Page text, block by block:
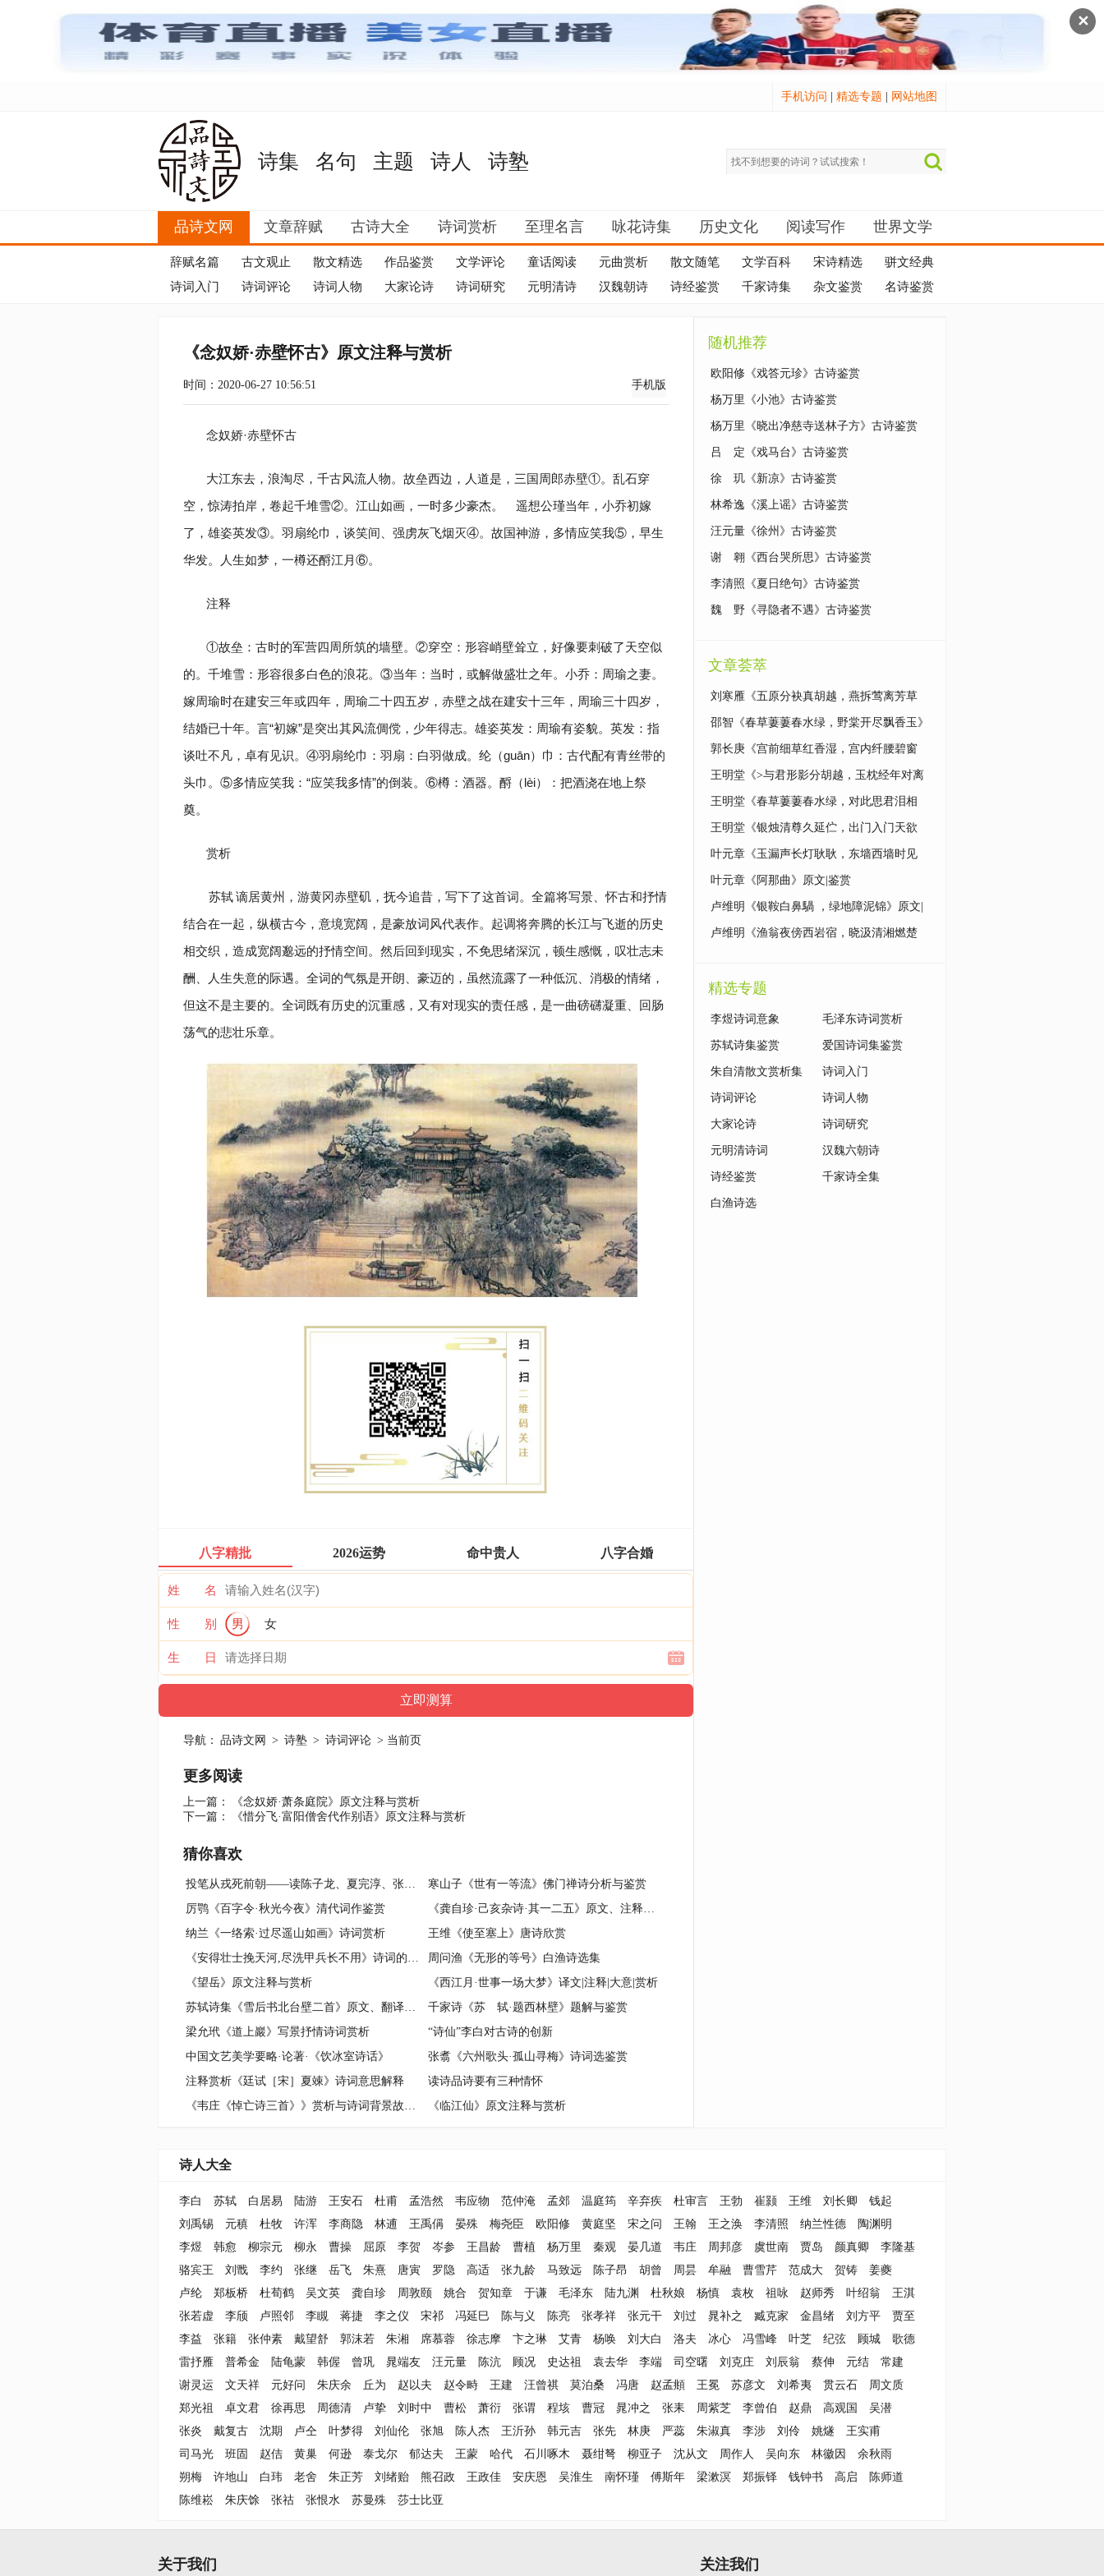
✕
手机访问 精选专题 网站地图
诗集 名句 主题 诗人 诗塾
品诗文网 文章辞赋 古诗大全 诗词赏析 至理名言 咏花诗集 历史文化 阅读写作 世界文学
辞赋名篇 古文观止 散文精选 作品鉴赏 文学评论 童话阅读 元曲赏析 散文随笔 文学百科 宋诗精选
骈文经典
诗词入门
诗词评论 诗词人物 大家论诗 诗词研究 元明清诗 汉魏朝诗 诗经鉴赏 千家诗集 杂文鉴赏 名诗鉴赏
《念奴娇·赤壁怀古》原文注释与赏析
时间：2020-06-27 10:56:51 手机版
念奴娇·赤壁怀古
大江东去，浪淘尽，千古风流人物。故垒西边，人道是，三国周郎赤壁①。乱石穿
空，惊涛拍岸，卷起千堆雪②。江山如画，一时多少豪杰。 遥想公瑾当年，小乔初嫁
了，雄姿英发③。羽扇纶巾，谈笑间、强虏灰飞烟灭④。故国神游，多情应笑我⑤，早生
华发。人生如梦，一樽还酹江月⑥。
注释
①故垒：古时的军营四周所筑的墙壁。②穿空：形容峭壁耸立，好像要刺破了天空似
的。千堆雪：形容很多白色的浪花。③当年：当时，或解做盛壮之年。小乔：周瑜之妻。
嫁周瑜时在建安三年或四年，周瑜二十四五岁，赤壁之战在建安十三年，周瑜三十四岁，
结婚已十年。言“初嫁”是突出其风流倜傥，少年得志。雄姿英发：周瑜有姿貌。英发：指
谈吐不凡，卓有见识。④羽扇纶巾：羽扇：白羽做成。纶（guān）巾：古代配有青丝带的
头巾。⑤多情应笑我：“应笑我多情”的倒装。⑥樽：酒器。酹（lèi）：把酒浇在地上祭
奠。
赏析
苏轼谪居黄州，游黄冈赤壁矶，抚今追昔，写下了这首词。全篇将写景、怀古和抒情
结合在一起，纵横古今，意境宽阔，是豪放词风代表作。起调将奔腾的长江与飞逝的历史
相交织，造成宽阔邈远的抒情空间。然后回到现实，不免思绪深沉，顿生感慨，叹壮志未
酬、人生失意的际遇。全词的气氛是开朗、豪迈的，虽然流露了一种低沉、消极的情绪，
但这不是主要的。全词既有历史的沉重感，又有对现实的责任感，是一曲磅礴凝重、回肠
荡气的悲壮乐章。
八字精批 2026运势 命中贵人 八字合婚
姓 名
性 别 男 女
生 日
导航： 品诗文网 > 诗塾 > 诗词评论 > 当前页
更多阅读
上一篇：
《念奴娇·萧条庭院》原文注释与赏析
下一篇：
《惜分飞·富阳僧舍代作别语》原文注释与赏析
猜你喜欢
投笔从戎死前朝——读陈子龙、夏完淳、张煌言词
寒山子《世有一等流》佛门禅诗分析与鉴赏
厉鹗《百字令·秋光今夜》清代词作鉴赏
《龚自珍·己亥杂诗·其一二五》原文、注释与赏析
纳兰《一络索·过尽遥山如画》诗词赏析
王维《使至塞上》唐诗欣赏
《安得壮士挽天河,尽洗甲兵长不用》诗词的背景故事与赏析
周问渔《无形的等号》白渔诗选集
《望岳》原文注释与赏析
《西江月·世事一场大梦》译文|注释|大意|赏析
苏轼诗集《雪后书北台壁二首》原文、翻译及赏析
千家诗《苏 轼·题西林壁》题解与鉴赏
梁允玳《道上巖》写景抒情诗词赏析
“诗仙”李白对古诗的创新
中国文艺美学要略·论著·《饮冰室诗话》
张翥《六州歌头·孤山寻梅》诗词选鉴赏
注释赏析《廷试［宋］夏竦》诗词意思解释
读诗品诗要有三种情怀
《韦庄《悼亡诗三首》》赏析与诗词背景故事解读
《临江仙》原文注释与赏析
随机推荐
欧阳修《戏答元珍》古诗鉴赏
杨万里《小池》古诗鉴赏
杨万里《晓出净慈寺送林子方》古诗鉴赏
吕 定《戏马台》古诗鉴赏
徐 玑《新凉》古诗鉴赏
林希逸《溪上谣》古诗鉴赏
汪元量《徐州》古诗鉴赏
谢 翱《西台哭所思》古诗鉴赏
李清照《夏日绝句》古诗鉴赏
魏 野《寻隐者不遇》古诗鉴赏
文章荟萃
刘寒雁《五原分袂真胡越，燕拆莺离芳草
歇》原文|鉴赏
邵智《春草萋萋春水绿，野棠开尽飘香玉》
原文|鉴赏
郭长庚《宫前细草红香湿，宫内纤腰碧窗
泣》原文|鉴赏
王明堂《>与君形影分胡越，玉枕经年对离
别》原文|鉴赏
王明堂《春草萋萋春水绿，对此思君泪相
续》原文|鉴赏
王明堂《银烛清尊久延伫，出门入门天欲
曙》原文|鉴赏
叶元章《玉漏声长灯耿耿，东墙西墙时见
影》原文|鉴赏
叶元章《阿那曲》原文|鉴赏
卢维明《银鞍白鼻騧 ，绿地障泥锦》原文|
鉴赏
卢维明《渔翁夜傍西岩宿，晓汲清湘燃楚
精选专题
李煜诗词意象 毛泽东诗词赏析
苏轼诗集鉴赏 爱国诗词集鉴赏
朱自清散文赏析集 诗词入门
诗词评论 诗词人物
大家论诗 诗词研究
元明清诗词 汉魏六朝诗
诗经鉴赏 千家诗全集
白渔诗选
诗人大全
李白 苏轼 白居易 陆游 王安石 杜甫 孟浩然 韦应物 范仲淹 孟郊 温庭筠 辛弃疾 杜审言 王勃 崔颢 王维 刘长卿
钱起
刘禹锡
元稹 杜牧 许浑 李商隐 林逋 王禹偁 晏殊 梅尧臣 欧阳修 黄庭坚 宋之问 王翰 王之涣 李清照 纳兰性德
陶渊明
李煜
韩愈 柳宗元 柳永 曹操 屈原 李贺 岑参 王昌龄 曹植 杨万里 秦观 晏几道 韦庄 周邦彦 虞世南 贾岛 颜真卿
李隆基
骆宾王
刘戬 李约 张继 岳飞 朱熹 唐寅 罗隐 高适 张九龄 马致远 陈子昂 胡曾 周昙 牟融 曹雪芹 范成大 贺铸
姜夔
卢纶
郑板桥 杜荀鹤 吴文英 龚自珍 周敦颐 姚合 贺知章 于谦 毛泽东 陆九渊 杜秋娘 杨慎 袁枚 祖咏 赵师秀 叶绍翁
王淇
张若虚
李颀 卢照邻 李瞡 蒋捷 李之仪 宋祁 冯延巳 陈与义 陈亮 张孝祥 张元干 刘过 晁补之 臧克家 金昌绪 刘方平
贾至
李益
张籍 张仲素 戴望舒 郭沫若 朱湘 席慕蓉 徐志摩 卞之琳 艾青 杨唤 刘大白 洛夫 冰心 冯雪峰 叶芝 纪弦 顾城
歌德
雷抒雁
普希金 陆龟蒙 韩偓 曾巩 晁端友 汪元量 陈沆 顾况 史达祖 袁去华 李端 司空曙 刘克庄 刘辰翁 蔡伸 元结
常建
谢灵运
文天祥 元好问 朱庆余 丘为 赵以夫 赵令畤 王建 汪曾祺 莫泊桑 冯唐 赵孟頫 王冕 苏彦文 刘希夷 贯云石
周文质
郑光祖
卓文君 徐再思 周德清 卢挚 刘时中 曹松 萧衍 张谓 程垓 曹冠 晁冲之 张耒 周紫芝 李曾伯 赵鼎 高观国
吴潜
张炎
戴复古 沈期 卢仝 叶梦得 刘仙伦 张旭 陈人杰 王沂孙 韩元吉 张先 林庚 严蕊 朱淑真 李涉 刘伶 姚燧
王实甫
司马光
班固 赵佶 黄巢 何逊 泰戈尔 郁达夫 王蒙 哈代 石川啄木 聂绀弩 柳亚子 沈从文 周作人 吴向东 林徽因
余秋雨
朔梅
许地山 白玮 老舍 朱正芳 刘绪贻 熊召政 王政佳 安庆恩 吴淮生 南怀瑾 傅斯年 梁漱溟 郑振铎 钱钟书 高启
陈师道
陈维崧
朱庆馀 张祜 张恨水 苏曼殊 莎士比亚
关于我们 关注我们